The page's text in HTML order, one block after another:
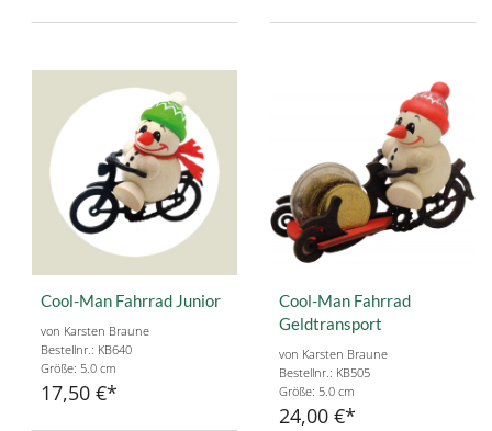
Cool-Man Fahrrad Junior
von Karsten Braune
Bestellnr.: KB640
Größe: 5.0 cm
17,50 €
Cool-Man Fahrrad
Geldtransport
von Karsten Braune
Bestellnr.: KB505
Größe: 5.0 cm
24,00 €